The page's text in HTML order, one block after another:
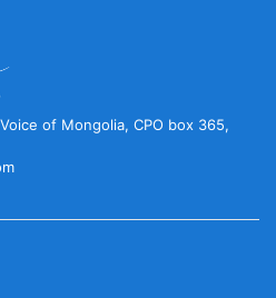
ープウェイ建設工事の進捗率は
2026-07-30
of Mongolia, CPO box 365,